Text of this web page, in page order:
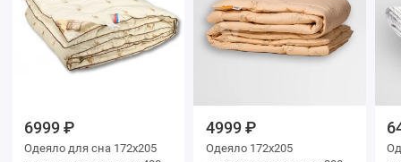
6999 ₽
Одеяло для сна 172х205
4999 ₽
Одеяло 172х205